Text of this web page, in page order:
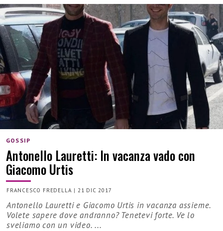
GOSSIP
Antonello Lauretti: In vacanza vado con
Giacomo Urtis
FRANCESCO FREDELLA | 21 DIC 2017
Antonello Lauretti e Giacomo Urtis in vacanza assieme.
Volete sapere dove andranno? Tenetevi forte. Ve lo
sveliamo con un video. ...